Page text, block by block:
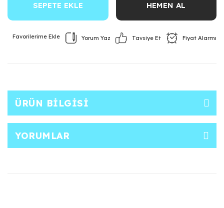
SEPETE EKLE HEMEN AL
Yorum Yaz Tavsiye Et Fiyat Alarmı
ÜRÜN BILGISI
YORUMLAR